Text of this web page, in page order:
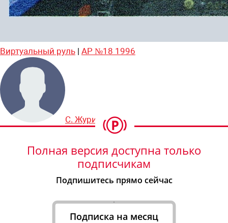
Виртуальный руль | АР №18 1996
С. Журихин
Полная версия доступна только
подписчикам
Подпишитесь прямо сейчас
Подписка на месяц